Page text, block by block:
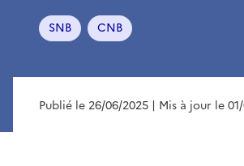
SNB CNB
Publié le 26/06/2025 | Mis à jour le